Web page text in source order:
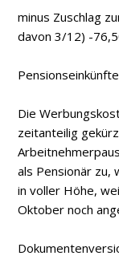
minus Zuschlag
davon 3/12) -
Die
zeitanteilig
als Pensionär zu,
in voller Höhe,
Oktober noch